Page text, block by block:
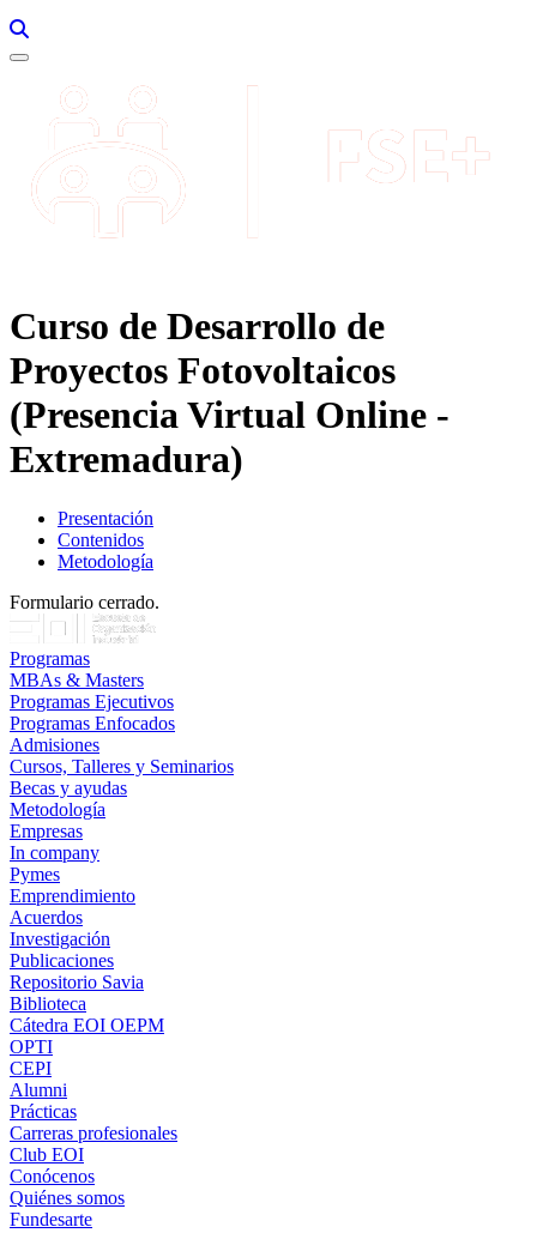
Curso de Desarrollo de
Proyectos Fotovoltaicos
(Presencia Virtual Online -
Extremadura)
Presentación
Contenidos
Metodología
Formulario cerrado.
Programas
MBAs & Masters
Programas Ejecutivos
Programas Enfocados
Admisiones
Cursos, Talleres y Seminarios
Becas y ayudas
Metodología
Empresas
In company
Pymes
Emprendimiento
Acuerdos
Investigación
Publicaciones
Repositorio Savia
Biblioteca
Cátedra EOI OEPM
OPTI
CEPI
Alumni
Prácticas
Carreras profesionales
Club EOI
Conócenos
Quiénes somos
Fundesarte